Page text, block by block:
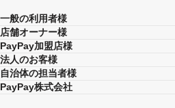
一般の利用者様
店舗オーナー様
PayPay加盟店様
法人のお客様
自治体の担当者様
PayPay株式会社